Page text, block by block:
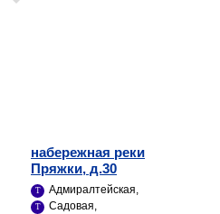
набережная реки
Пряжки, д.30
Адмиралтейская,
Садовая,